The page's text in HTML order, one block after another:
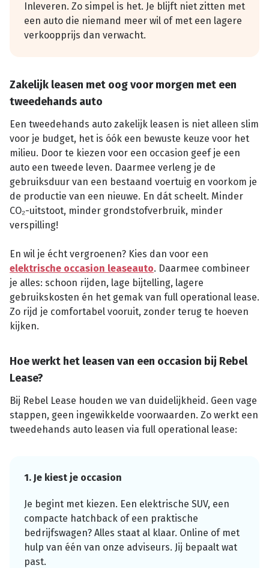
Inleveren. Zo simpel is het. Je blijft niet zitten met
een auto die niemand meer wil of met een lagere
verkoopprijs dan verwacht.
Zakelijk leasen met oog voor morgen met een
tweedehands auto
Een tweedehands auto zakelijk leasen is niet alleen slim
voor je budget, het is óók een bewuste keuze voor het
milieu. Door te kiezen voor een occasion geef je een
auto een tweede leven. Daarmee verleng je de
gebruiksduur van een bestaand voertuig en voorkom je
de productie van een nieuwe. En dát scheelt. Minder
CO₂-uitstoot, minder grondstofverbruik, minder
verspilling!
En wil je écht vergroenen? Kies dan voor een
elektrische occasion leaseauto. Daarmee combineer
je alles: schoon rijden, lage bijtelling, lagere
gebruikskosten én het gemak van full operational lease.
Zo rijd je comfortabel vooruit, zonder terug te hoeven
kijken.
Hoe werkt het leasen van een occasion bij Rebel
Lease?
Bij Rebel Lease houden we van duidelijkheid. Geen vage
stappen, geen ingewikkelde voorwaarden. Zo werkt een
tweedehands auto leasen via full operational lease:
1. Je kiest je occasion
Je begint met kiezen. Een elektrische SUV, een
compacte hatchback of een praktische
bedrijfswagen? Alles staat al klaar. Online of met
hulp van één van onze adviseurs. Jij bepaalt wat
past.